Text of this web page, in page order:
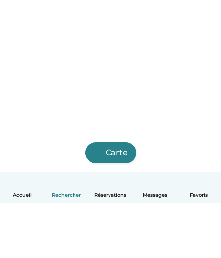
Accueil Rechercher Réservations Messages Favoris
Carte